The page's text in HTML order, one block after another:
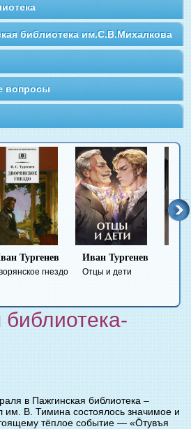
библиотека им.С.В.Михалкова
вопросы
Тургенев
и дети
Федор
Достоевский
в Пажгинская библиотека –
им. В. Тимина состоялось значимое и
тёплое событие — «Öтувъя